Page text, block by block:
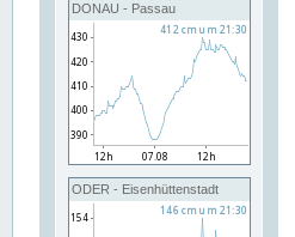
DONAU - Passau
ODER - Eisenhüttenstadt